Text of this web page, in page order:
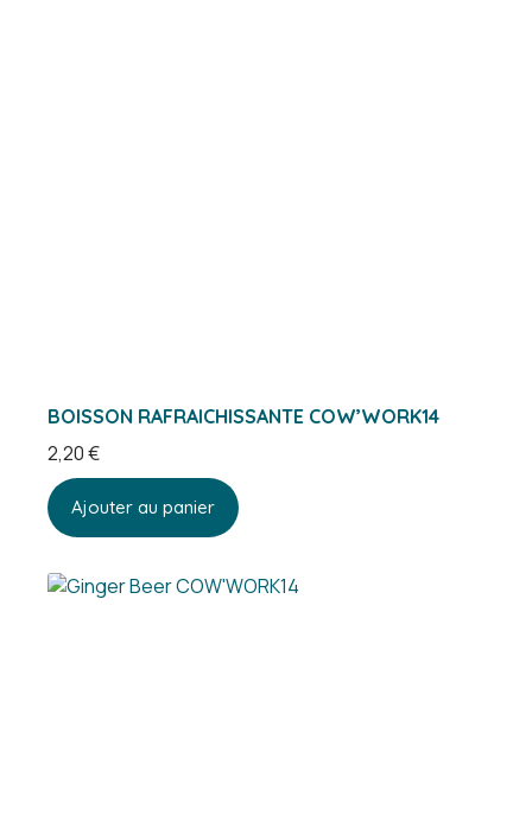
BOISSON RAFRAICHISSANTE COW’WORK14
2,20€
Ajouter au panier